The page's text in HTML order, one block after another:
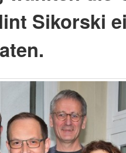
Sikorski